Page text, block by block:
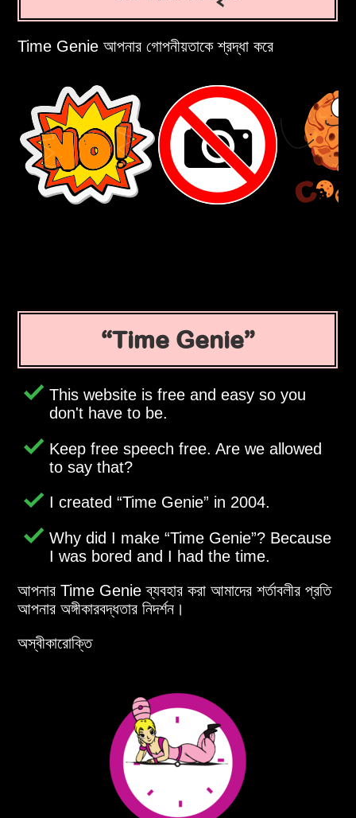
Time Genie আপনার গোপনীয়তাকে শ্রদ্ধা করে
Time Genie
This website is free and easy so you
don't have to be.
Keep free speech free. Are we allowed
to say that?
I created Time Genie in 2004.
Why did I make Time Genie ? Because
I was bored and I had the time.
আপনার Time Genie ব্যবহার করা আমাদের শর্তাবলীর প্রতি
আপনার অঙ্গীকারবদ্ধতার নিদর্শন।
অস্বীকারোক্তি